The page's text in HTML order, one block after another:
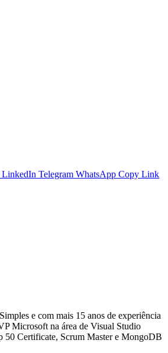
LinkedIn Telegram WhatsApp Copy Link
e com mais 15 anos de experiência
Microsoft na área de Visual Studio
50 Certificate, Scrum Master e MongoDB